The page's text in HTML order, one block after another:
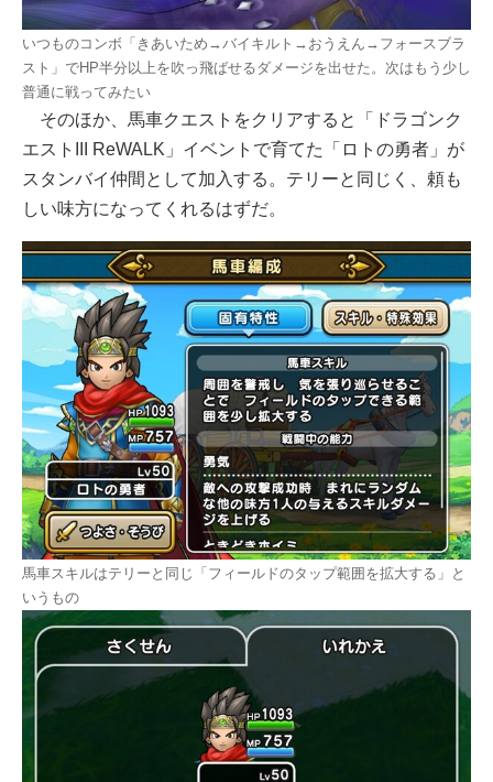
いつものコンボ「きあいため→バイキルト→おうえん→フォースブラ
スト」でHP半分以上を吹っ飛ばせるダメージを出せた。次はもう少し
普通に戦ってみたい
そのほか、馬車クエストをクリアすると「ドラゴンク
エストIII ReWALK」イベントで育てた「ロトの勇者」が
スタンバイ仲間として加入する。テリーと同じく、頼も
しい味方になってくれるはずだ。
馬車スキルはテリーと同じ「フィールドのタップ範囲を拡大する」と
いうもの